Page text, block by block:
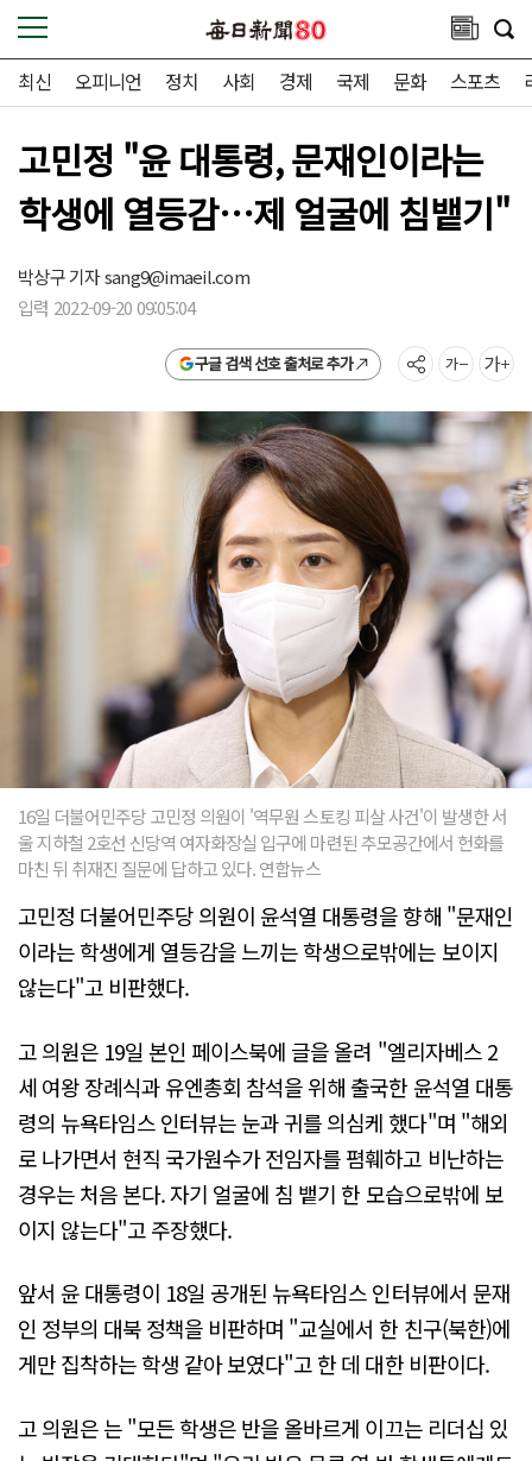
최신 오피니언 정치 사회 경제 국제 문화 스포츠
고민정 "윤 대통령, 문재인이라는
학생에 열등감…제 얼굴에 침뱉기"
박상구 기자sang9@imaeil.com
입력 2022-09-20 09:05:04
구글 검색 선호 출처로 추가
16일 더불어민주당 고민정 의원이 '역무원 스토킹 피살 사건'이 발생한 서
울 지하철 2호선 신당역 여자화장실 입구에 마련된 추모공간에서 헌화를
마친 뒤 취재진 질문에 답하고 있다. 연합뉴스
고민정 더불어민주당 의원이 윤석열 대통령을 향해 "문재인
이라는 학생에게 열등감을 느끼는 학생으로밖에는 보이지
않는다"고 비판했다.
고 의원은 19일 본인 페이스북에 글을 올려 "엘리자베스 2
세 여왕 장례식과 유엔총회 참석을 위해 출국한 윤석열 대통
령의 뉴욕타임스 인터뷰는 눈과 귀를 의심케 했다"며 "해외
로 나가면서 현직 국가원수가 전임자를 폄훼하고 비난하는
경우는 처음 본다. 자기 얼굴에 침 뱉기 한 모습으로밖에 보
이지 않는다"고 주장했다.
앞서 윤 대통령이 18일 공개된 뉴욕타임스 인터뷰에서 문재
인 정부의 대북 정책을 비판하며 "교실에서 한 친구(북한)에
게만 집착하는 학생 같아 보였다"고 한 데 대한 비판이다.
고 의원은 는 "모든 학생은 반을 올바르게 이끄는 리더십 있